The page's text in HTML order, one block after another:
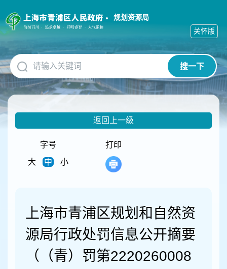
障
碍
作
说
明
跳
到
网
规划资源局
搜一下
关怀版
返回上一级
字号
大
中 小
打印
上海市青浦区规划和自然资
源局行政处罚信息公开摘要
（（青）罚第2220260008